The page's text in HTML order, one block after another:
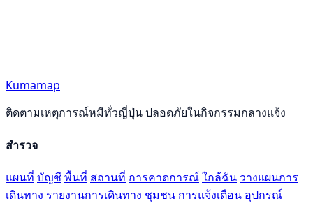
Kumamap
ติดตามเหตุการณ์หมีทั่วญี่ปุ่น ปลอดภัยในกิจกรรมกลางแจ้ง
สำรวจ
แผนที่ บัญชี พื้นที่ สถานที่ การคาดการณ์ใกล้ฉัน วางแผนการ
เดินทาง รายงานการเดินทาง ชุมชน การแจ้งเตือน อุปกรณ์